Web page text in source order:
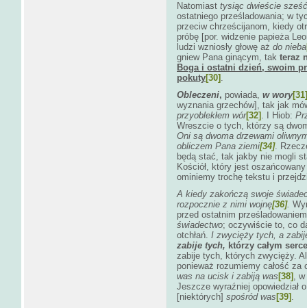
Natomiast tysiąc dwieście
ostatniego prześladowania; w
przeciw chrześcijanom, kiedy
próbę [por. widzenie papieża
ludzi wzniosły głowę aż do nieba
gniew Pana ginącym, tak teraz
Boga i ostatni dzień, swoim
pokuty[30] .
Obleczeni, powiada, w wory[31]
wyznania grzechów], tak jak
przyoblekłem wór[32] . I Hiob:
Wreszcie o tych, którzy są
Oni są dwoma drzewami
obliczem Pana ziemi[34].
będą stać, tak jakby nie mogli
Kościół, który jest
ominiemy trochę tekstu i
A kiedy zakończą swoje
rozpocznie z nimi wojnę[36].
przed ostatnim
świadectwo; oczywiście to, co
otchłań. I zwycięży tych, a
zabije tych, którzy całym
zabije tych, których zwycięży.
ponieważ rozumiemy całość
was na ucisk i zabiją was [38] ,
Jeszcze wyraźniej opowiedział
[niektórych] spośród was [39] .